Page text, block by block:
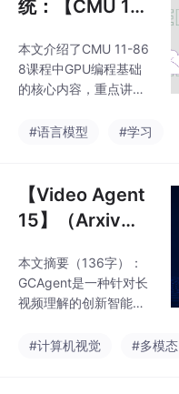
R/AR等领域。课程围绕
线追踪、动画仿真四大
模块展开，强调原理而
非工具使用。向量部分
与单位向量、加法运
学习奠定数学基础。
统：【CMU 11-
笔记03——GP
U编程基础2（G
ng Basics 2）
本文介绍了CMU 11-86
8课程中GPU编程基础
的核心内容，重点讲解
内存管理和线程创建方
据传输(cudaMemcpy)
和释放(cudaFree)操
作，详细说明如何通过_
并配置线程网格。文章
还演示了向量加法和矩
阵乘法等典型GPU计算
线程索引计算和块/网格
#语言模型 #学习
【Video Agent
15】（Arxiv）G
Video Underst
anding via Sch
rative Episodic
本文摘要（136字）：
GCAgent是一种针对长
视频理解的创新智能体
叙事情节记忆解决MLL
#计算机视觉 #多模态